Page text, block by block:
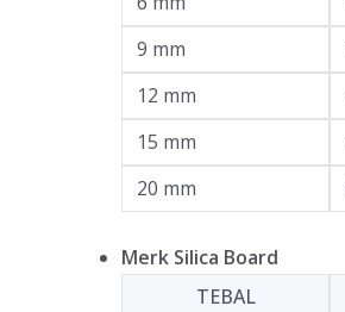
9 mm
12 mm
15 mm
20 mm
Merk Silica Board
TEBAL